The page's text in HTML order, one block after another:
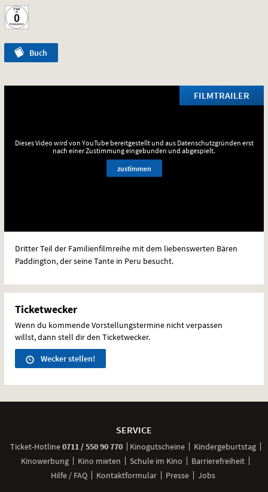
Buch
FILMTRAILER
Dieses Video wird von YouTube bereitgestellt und aus Datenschutzgründen erst
nach einer Zustimmung eingebunden und abgespielt.
zustimmen
Dritter Teil der Familienfilmreihe mit dem liebenswerten Bären
Paddington, der seine Tante in Peru besucht.
Ticketwecker
Wenn du kommende Vorstellungstermine nicht verpassen
willst, dann stell dir den Ticketwecker.
Wecker stellen!
SERVICE
Ticket-Hotline0711 / 550 90 770anrufen
Kinogutscheine
Kindergeburtstag
Kinowerbung
Kino mieten Schule im Kino
Barrierefreiheit
Hilfe / FAQ
Kontaktformular Presse Jobs